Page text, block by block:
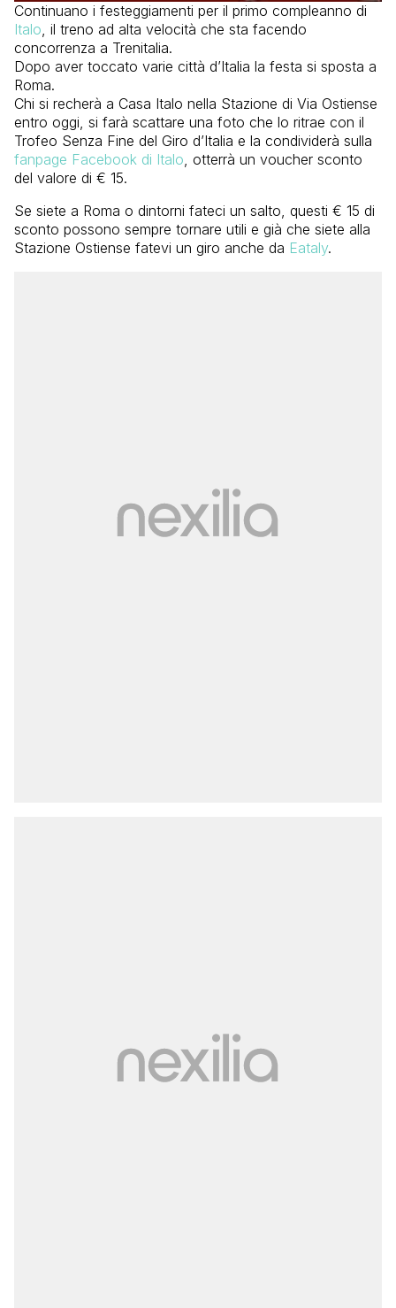
Continuano i festeggiamenti per il primo compleanno di
Italo , il treno ad alta velocità che sta facendo
concorrenza a Trenitalia.
Dopo aver toccato varie città d’Italia la festa si sposta a
Roma.
Chi si recherà a Casa Italo nella Stazione di Via Ostiense
entro oggi, si farà scattare una foto che lo ritrae con il
Trofeo Senza Fine del Giro d’Italia e la condividerà sulla
fanpage Facebook di Italo , otterrà un voucher sconto
del valore di € 15.
Se siete a Roma o dintorni fateci un salto, questi € 15 di
sconto possono sempre tornare utili e già che siete alla
Stazione Ostiense fatevi un giro anche da Eataly.